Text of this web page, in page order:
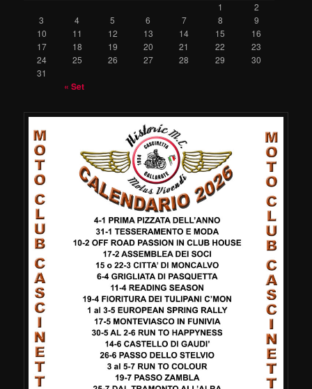
1
2
3
4 5 6 7 8
9
10
11 12 13 14 15
16
17
18 19 20 21 22
23
24
25 26 27 28 29
30
31
« Set